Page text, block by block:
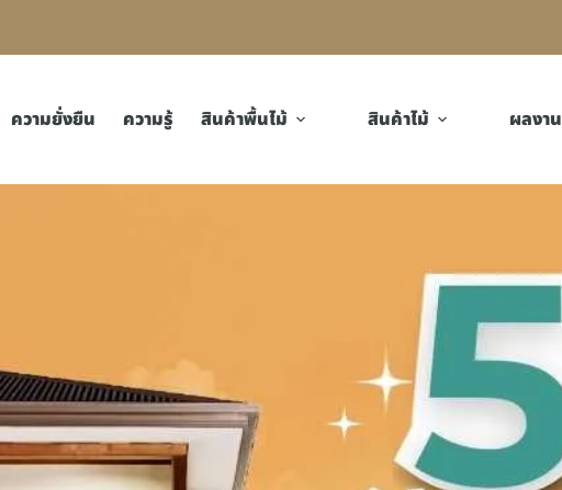
ความยั่งยืน ความรู้ สินค้าพื้นไม้ สินค้าไม้ ผลงาน